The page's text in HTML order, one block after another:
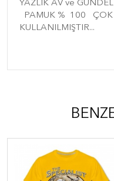
YAZLIK AV ve
PAMUK % 100 ÇOK
KULLANILMIŞTIR...